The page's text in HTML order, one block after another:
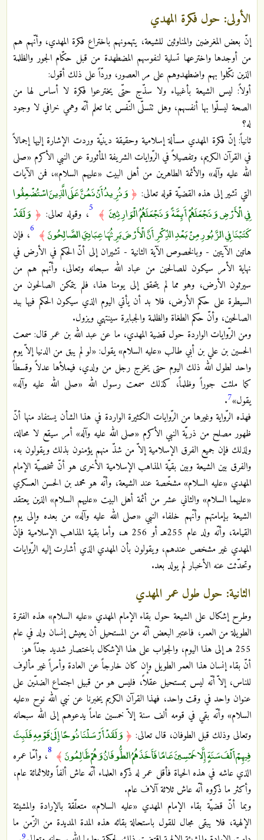
الأولى: حول فكرة المهدي
إنّ بعض المغرضين والمناوئين للشيعة، يتهمونهم باختراع فكرة المهدي، وأنّهم هم
من أوجدها واخترعها تسلية لنفوسهم المضطهدة من قبل حكّام الجور والظلمة
الذين نكّلوا بهم واضطهدوهم على مر العصور، وردّاً على ذلك أقول:
أولاً: ليس الشيعة بأغبياء ولا سذّج حتّى يخترعوا فكرة لا أساس لها من
الصحة ليسلّوا بها أنفسهم، وهل تتسلّى النّفس بما تعلم أنّه وهمي خرافي لا وجود
له؟
ثانياً: إنّ فكرة المهدي مسألة إسلامية وحقيقة دينيّة وردت الإشارة إليها إجمالاً
في القرآن الكريم، وتفصيلاً في الرّوايات الشريفة المأثورة عن النبي الأكرم «صلى
الله عليه وآله» والأئمة الطاهرين من أهل البيت «عليهم السلام»، فمن الآيات
التي تشير إلى هذه القضيّة قوله تعالى: ﴿ وَنُرِيدُ أَنْ نَمُنَّ عَلَى الَّذِينَ اسْتُضْعِفُوا
فِي الْأَرْضِ وَنَجْعَلَهُمْ أَئِمَّةً وَنَجْعَلَهُمُ الْوَارِثِينَ ﴾ 5، وقوله تعالى: ﴿ وَلَقَدْ
كَتَبْنَا فِي الزَّبُورِ مِنْ بَعْدِ الذِّكْرِ أَنَّ الْأَرْضَ يَرِثُهَا عِبَادِيَ الصَّالِحُونَ﴾ 6، فإن
هاتين الآيتين - وبالخصوص الآية الثانية - تشيران إلى أنّ الحكم في الأرض في
نهاية الأمر سيكون للصالحين من عباد الله سبحانه وتعالى، وأنّهم هم من
سيرثون الأرض، وهو مما لم يتحقق إلى يومنا هذا، فلم يتمكن الصالحون من
السيطرة على حكم الأرض، فلا بد أن يأتي اليوم الذي سيكون الحكم فيها بيد
الصالحين، وأنّ حكم الطغاة والظلمة والجبابرة سينتهي ويزول.
ومن الرّوايات الواردة حول قضية المهدي، ما عن عبد الله بن عمر قال: سمعت
الحسين بن علي بن أبي طالب «عليه السلام» يقول: «لو لم يبق من الدنيا إلاّ يوم
واحد لطول الله ذلك اليوم حتى يخرج رجل من ولدي، فيملأها عدلاً وقسطاً
كما ملئت جوراً وظلماً، كذلك سمعت رسول الله «صلى الله عليه وآله»
يقول»7
.
فهذه الرّواية وغيرها من الرّوايات الكثيرة الواردة في هذا الشأن يستفاد منها أنّ
ظهور مصلح من ذريّة النبي الأكرم «صلى الله عليه وآله» أمر سيقع لا محالة،
ولذلك فإن جميع الفرق الإسلامية إلاّ من شذّ منهم يؤمنون بذلك ويقولون به،
والفرق بين الشيعة وبين بقيّة المذاهب الإسلامية الأخرى هو أنّ شخصيّة الإمام
المهدي «عليه السلام» مشخّصة عند الشيعة، وأنّه هو محمد بن الحسن العسكري
«عليهما السلام» والثاني عشر من أئمة أهل البيت «عليهم السلام» الذين يعتقد
الشيعة بإمامتهم وأنّهم خلفاء النبي «صلى الله عليه وآله» من بعده وإلى يوم
القيامة، وأنّه ولد عام 255هـ أو 256 هـ، وأما بقية المذاهب الإسلامية فإنّ
المهدي غير مشخص عندهم، ويقولون بأن المهدي الذي أشارت إليه الرّوايات
وتحدّثت عنه الأخبار لم يولد بعد.
الثانية: حول طول عمر المهدي
وطرح إشكال على الشيعة حول بقاء الإمام المهدي «عليه السلام» هذه الفترة
الطويلة من العمر، فاعتبر البعض أنّه من المستحيل أن يعيش إنسان ولد في عام
255 هـ إلى هذا اليوم، والجواب على هذا الإشكال باختصار شديد جدّاً هو:
أنّ بقاء إنسان هذا العمر الطويل وإن كان خارجاً عن العادة وأمراً غير مألوف
للناس، إلاّ أنّه ليس بمستحيل عقلاً، فليس هو من قبيل اجتماع الضدّين على
عنوان واحد في وقت واحد، فهذا القرآن الكريم يخبرنا عن نبي الله نوح «عليه
السلام» وأنّه بقي في قومه ألف سنة إلاّ خمسين عاماً يدعوهم إلى الله سبحانه
وتعالى وذلك قبل الطوفان، قال تعالى: ﴿ وَلَقَدْ أَرْسَلْنَا نُوحًا إِلَىٰ قَوْمِهِ فَلَبِثَ
فِيهِمْ أَلْفَ سَنَةٍ إِلَّا خَمْسِينَ عَامًا فَأَخَذَهُمُ الطُّوفَانُ وَهُمْ ظَالِمُونَ﴾ 8، وأمّا عمره
الذي عاشه في هذه الحياة فأقل عمر له ذكره العلماء أنّه عاش ألفاً وثلاثمائة عام،
وأكثر ما ذكروه أنّه عاش ثلاثة آلاف عام.
وبما أنّ قضيّة بقاء الإمام المهدي «عليه السلام» متعلّقة بالإرادة والمشيئة
الإلهية، فلا يبقى مجال للقول باستحالة بقائه هذه المدة المديدة من الزّمن ما
9